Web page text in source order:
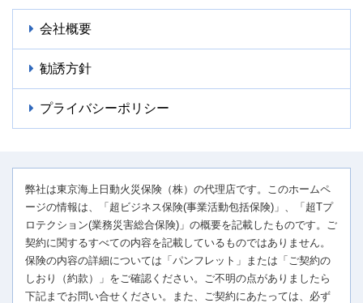
会社概要
勧誘方針
プライバシーポリシー
弊社は東京海上日動火災保険（株）の代理店です。このホームペ
ージの情報は、「超ビジネス保険(事業活動包括保険)」、「超Tプ
ロテクション(業務災害総合保険)」の概要を記載したものです。ご
契約に関するすべての内容を記載しているものではありません。
保険の内容の詳細については「パンフレット」または「ご契約の
しおり（約款）」をご確認ください。ご不明の点がありましたら
下記までお問い合せください。また、ご契約にあたっては、必ず